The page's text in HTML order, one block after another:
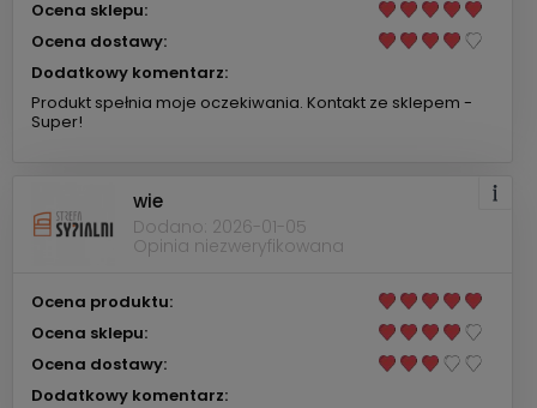
Ocena sklepu:
Ocena dostawy:
Dodatkowy komentarz:
Produkt spełnia moje oczekiwania. Kontakt ze sklepem -
Super!
wie
Dodano: 2026-01-05
Opinia niezweryfikowana
Ocena produktu:
Ocena sklepu:
Ocena dostawy:
Dodatkowy komentarz: